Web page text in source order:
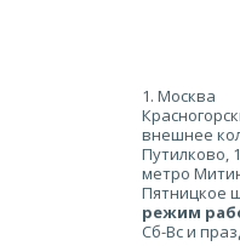
1. Москва
внешнее
Путилково,
метро
Пятницкое
режим
Сб-Вс и